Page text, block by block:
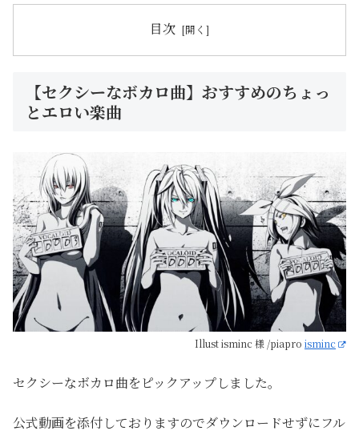
目次
【セクシーなボカロ曲】おすすめのちょっ
とエロい楽曲
Illust isminc 様 /piapro isminc
セクシーなボカロ曲をピックアップしました。
公式動画を添付しておりますのでダウンロードせずにフル